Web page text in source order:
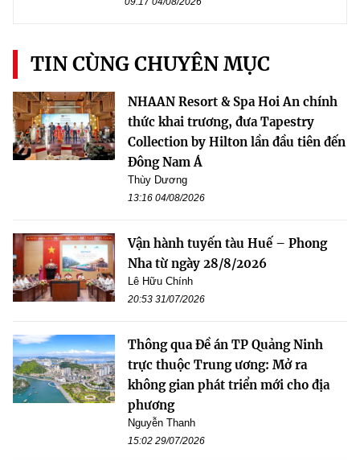
TIN CÙNG CHUYÊN MỤC
NHAAN Resort & Spa Hoi An chính
thức khai trương, đưa Tapestry
Collection by Hilton lần đầu tiên đến
Đông Nam Á
Thùy Dương
13:16 04/08/2026
Vận hành tuyến tàu Huế – Phong
Nha từ ngày 28/8/2026
Lê Hữu Chính
20:53 31/07/2026
Thông qua Đề án TP Quảng Ninh
trực thuộc Trung ương: Mở ra
không gian phát triển mới cho địa
phương
Nguyễn Thanh
15:02 29/07/2026